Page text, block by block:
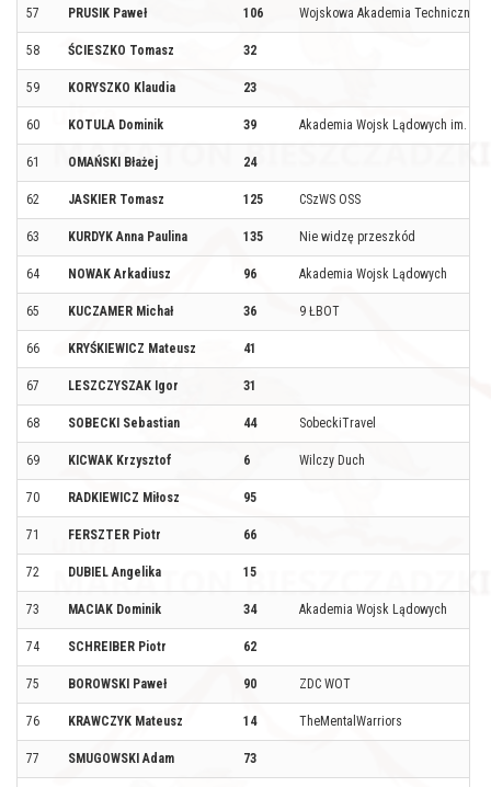
57 PRUSIK Paweł 106 Wojskowa Akademia Techniczna
58 ŚCIESZKO Tomasz 32
59 KORYSZKO Klaudia 23
60 KOTULA Dominik 39 Akademia Wojsk Lądowych im.
61 OMAŃSKI Błażej 24
62 JASKIER Tomasz 125 CSzWS OSS
63 KURDYK Anna Paulina 135 Nie widzę przeszkód
64 NOWAK Arkadiusz 96 Akademia Wojsk Lądowych
65 KUCZAMER Michał 36 9 ŁBOT
66 KRYŚKIEWICZ Mateusz 41
67 LESZCZYSZAK Igor 31
68 SOBECKI Sebastian 44 SobeckiTravel
69 KICWAK Krzysztof 6 Wilczy Duch
70 RADKIEWICZ Miłosz 95
71 FERSZTER Piotr 66
72 DUBIEL Angelika 15
73 MACIAK Dominik 34 Akademia Wojsk Lądowych
74 SCHREIBER Piotr 62
75 BOROWSKI Paweł 90 ZDC WOT
76 KRAWCZYK Mateusz 14 TheMentalWarriors
77 SMUGOWSKI Adam 73